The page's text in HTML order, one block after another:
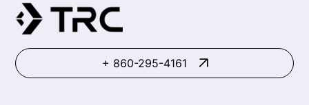
+ 860-295-4161